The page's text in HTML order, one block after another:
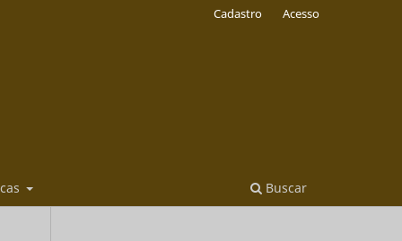
Buscar
Cadastro Acesso